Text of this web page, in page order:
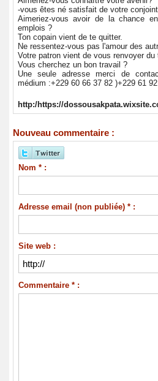
-vous êtes né satisfait de votre
Aimeriez-vous avoir de la chance
emplois ?
Ton copain vient de te quitter.
Ne ressentez-vous pas l'amour des
Votre patron vient de vous renvoyer du
Vous cherchez un bon travail ?
Une seule adresse merci de
médium :+229 60 66 37 82 )+229 61
http:/https://
Nouveau commentaire :
Nom * :
Adresse email (non publiée) * :
Site web :
Commentaire * :